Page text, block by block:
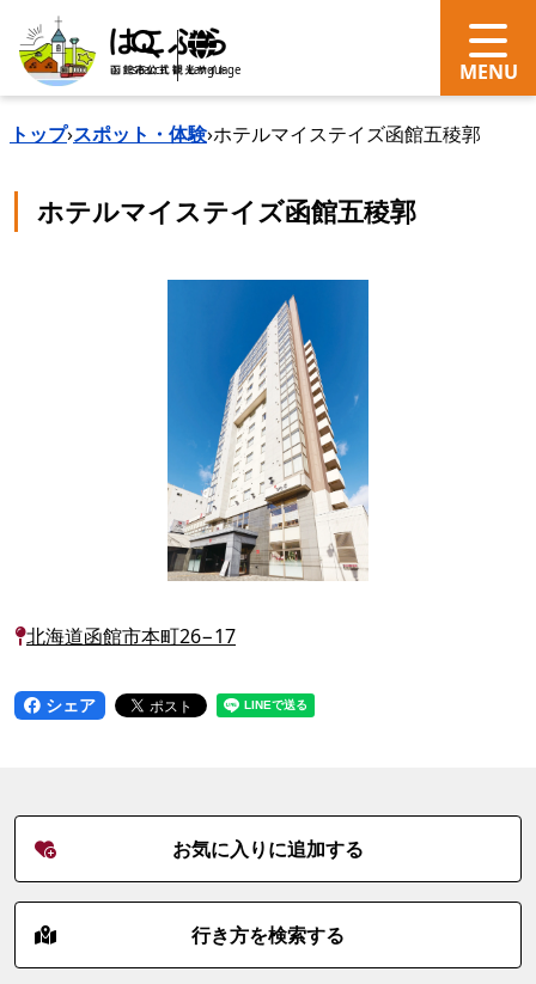
search Language
トップ›スポット・体験›ホテルマイステイズ函館五稜郭
ホテルマイステイズ函館五稜郭
北海道函館市本町26−17
シェア
お気に入りに追加する
行き方を検索する